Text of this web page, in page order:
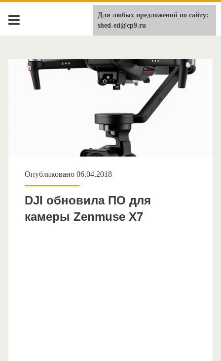
shed-ed.ru
Опубликовано 06.04.2018
DJI обновила ПО для
камеры Zenmuse X7
Для любых предложений по сайту:
shed-ed@cp9.ru